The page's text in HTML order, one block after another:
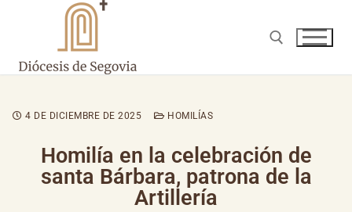
4 DE DICIEMBRE DE 2025 HOMILÍAS
Homilía en la celebración de
santa Bárbara, patrona de la
Artillería